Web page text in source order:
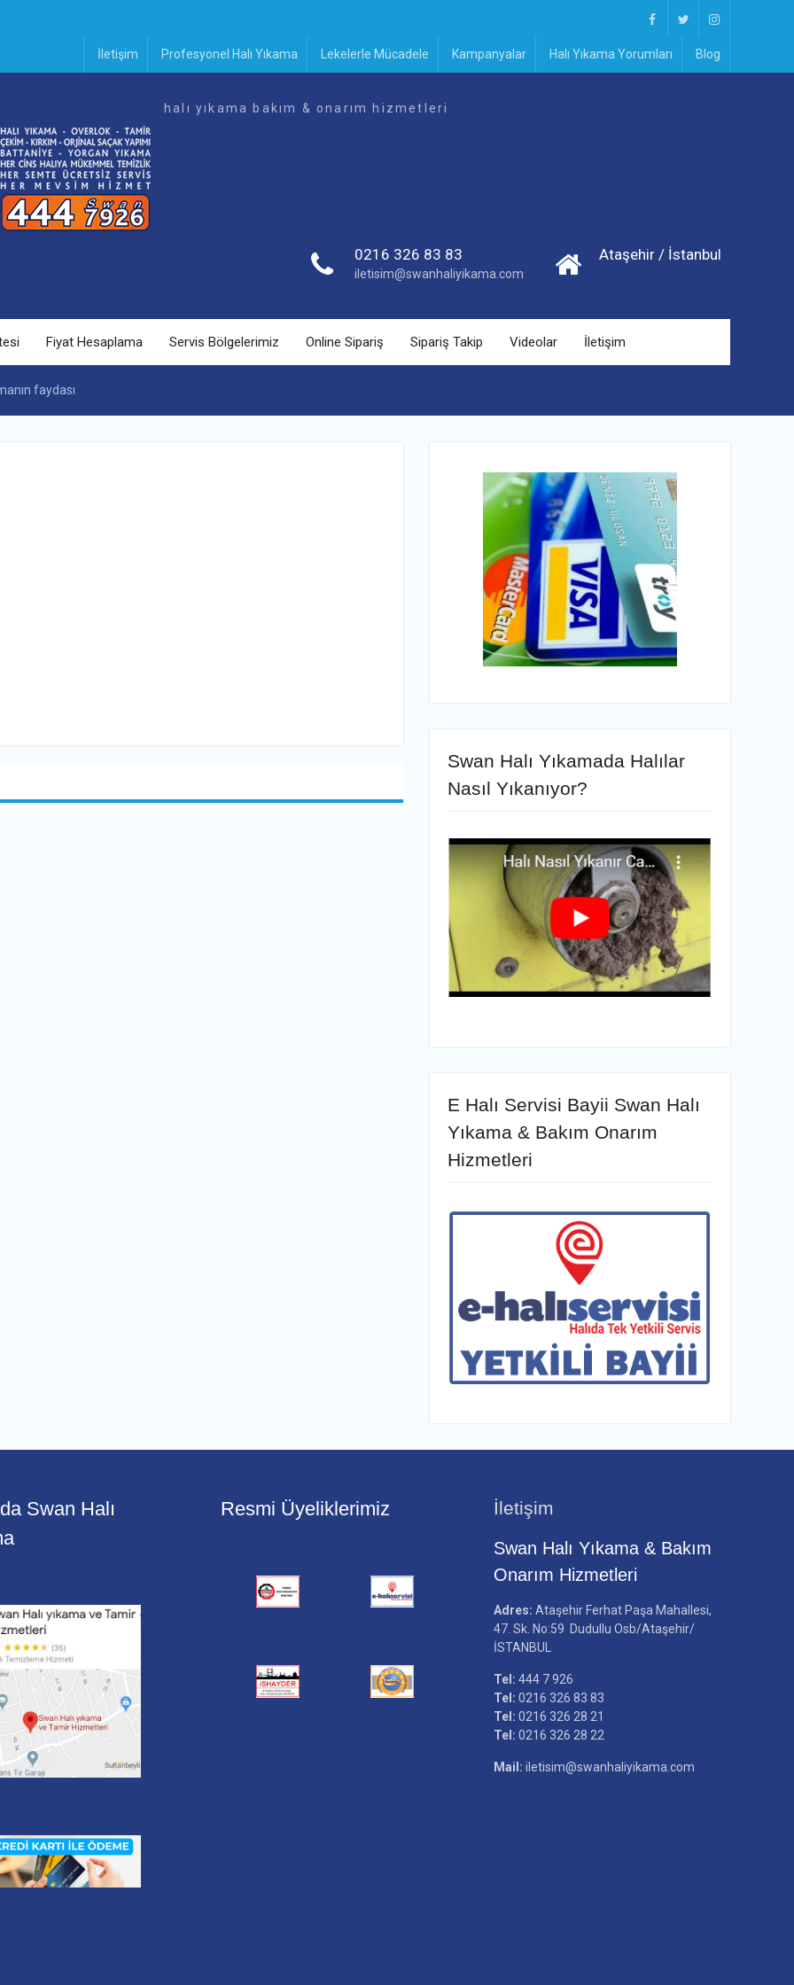
FacebookTwitter
İletişim
Profesyonel Halı Yıkama Lekelerle Mücadele Kampanyalar Halı Yıkama Yorumları Blog
halı yıkama bakım & onarım hizmetleri
0216 326 83 83
iletisim@swanhaliyikama.com
Ataşehir / İstanbul
Fiyat Hesaplama Servis Bölgelerimiz Online Sipariş Sipariş Takip Videolar İletişim
faydası
Swan Halı Yıkamada Halılar
Nasıl Yıkanıyor?
E Halı Servisi Bayii Swan Halı
Yıkama & Bakım Onarım
Hizmetleri
Swan Halı
Resmi Üyeliklerimiz İletişim
Swan Halı Yıkama & Bakım
Onarım Hizmetleri
Adres: Ataşehir Ferhat Paşa Mahallesi,
47. Sk. No:59 Dudullu Osb/Ataşehir/
İSTANBUL
Tel: 444 7 926
Tel: 0216 326 83 83
Tel: 0216 326 28 21
Tel: 0216 326 28 22
Mail: iletisim@swanhaliyikama.com